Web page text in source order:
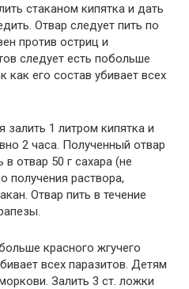
стаканом кипятка и дать
Отвар следует пить по
против остриц и
следует есть побольше
как его состав убивает всех
1 литром кипятка и
2 часа. Полученный отвар
отвар 50 г сахара (не
получения раствора,
Отвар пить в течение
красного жгучего
всех паразитов. Детям
Залить 3 ст. ложки